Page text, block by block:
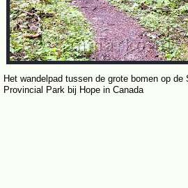
Het wandelpad tussen de grote bomen op de
Provincial Park bij Hope in Canada